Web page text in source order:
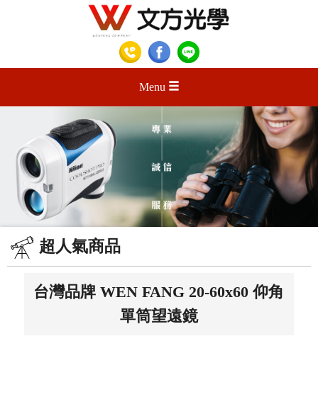
Menu
超人氣商品
台灣品牌 WEN FANG 20-60x60 仰角
單筒望遠鏡